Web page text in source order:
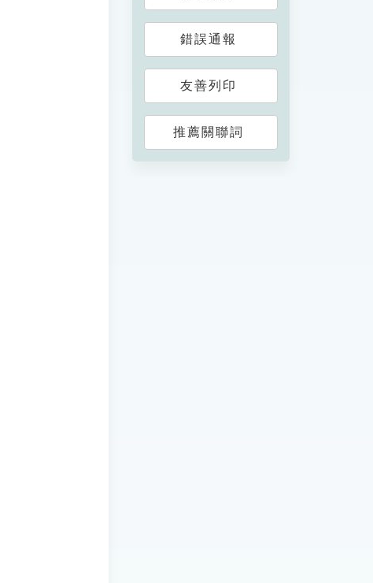
錯誤通報
友善列印
推薦關聯詞